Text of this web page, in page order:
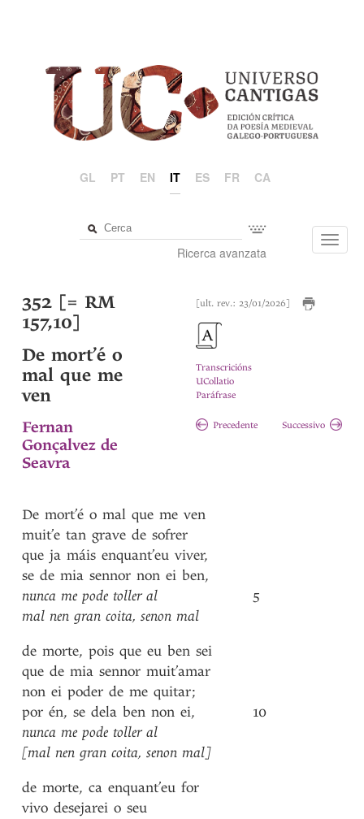
GL PT EN IT ES FR CA
Ricerca avanzata
[ult. rev.: 23/01/2026]
Transcricións
UCollatio
Paráfrase
Precedente Successivo
352 [= RM
157,10]
De mort’é o
mal que me
ven
Fernan
Gonçalvez de
Seavra
De mort’é o mal que me ven
muit’e tan grave de sofrer
que ja máis enquant’eu viver,
se de mia sennor non ei ben,
nunca me pode toller al
mal nen gran coita, senon mal
de morte, pois que eu ben sei
que de mia sennor muit’amar
non ei poder de me quitar;
por én, se dela ben non ei,
nunca me pode toller al
[mal nen gran coita, senon mal]
de morte, ca enquant’eu for
vivo desejarei o seu
5
10